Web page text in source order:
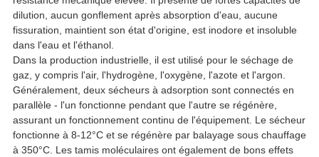
dilution, aucun gonflement après absorption d'eau, aucune
fissuration, maintient son état d'origine, est inodore et insoluble
dans l'eau et l'éthanol.
Dans la production industrielle, il est utilisé pour le séchage de
gaz, y compris l'air, l'hydrogène, l'oxygène, l'azote et l'argon.
Généralement, deux sécheurs à adsorption sont connectés en
parallèle - l'un fonctionne pendant que l'autre se régénère,
assurant un fonctionnement continu de l'équipement. Le sécheur
fonctionne à 8-12°C et se régénère par balayage sous chauffage
à 350°C. Les tamis moléculaires ont également de bons effets